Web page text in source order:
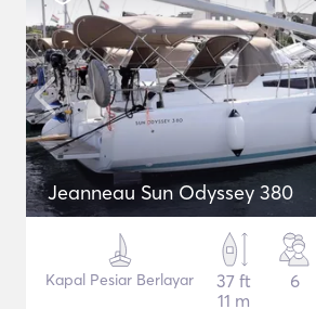
Jeanneau Sun Odyssey 380
Kapal Pesiar Berlayar
37 ft
11 m
6